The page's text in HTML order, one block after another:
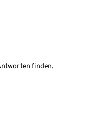
finden.